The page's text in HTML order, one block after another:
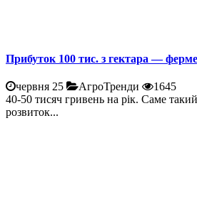
Прибуток 100 тис. з гектара —
червня 25 АгроТренди
1645
40-50 тисяч гривень на рік. Саме
розвиток...